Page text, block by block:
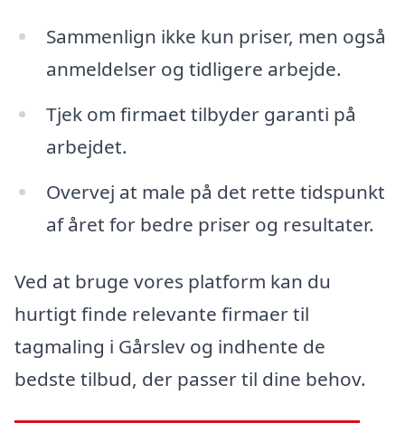
Sammenlign ikke kun priser, men også
anmeldelser og tidligere arbejde.
Tjek om firmaet tilbyder garanti på
arbejdet.
Overvej at male på det rette tidspunkt
af året for bedre priser og resultater.
Ved at bruge vores platform kan du
hurtigt finde relevante firmaer til
tagmaling i Gårslev og indhente de
bedste tilbud, der passer til dine behov.